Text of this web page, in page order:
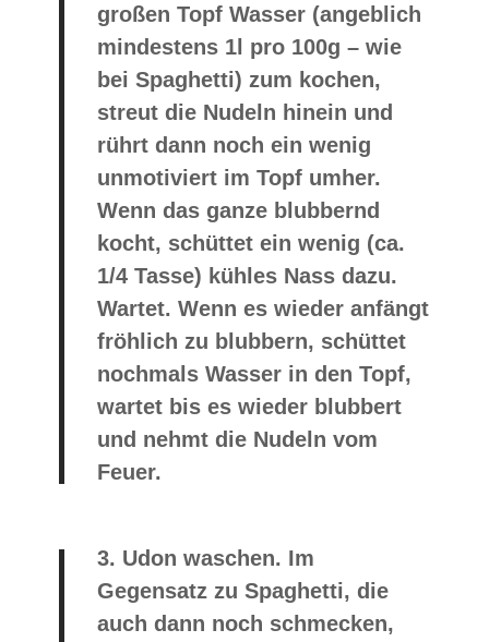
großen Topf Wasser (angeblich
mindestens 1l pro 100g – wie
bei Spaghetti) zum kochen,
streut die Nudeln hinein und
rührt dann noch ein wenig
unmotiviert im Topf umher.
Wenn das ganze blubbernd
kocht, schüttet ein wenig (ca.
1/4 Tasse) kühles Nass dazu.
Wartet. Wenn es wieder anfängt
fröhlich zu blubbern, schüttet
nochmals Wasser in den Topf,
wartet bis es wieder blubbert
und nehmt die Nudeln vom
Feuer.
3. Udon waschen. Im
Gegensatz zu Spaghetti, die
auch dann noch schmecken,